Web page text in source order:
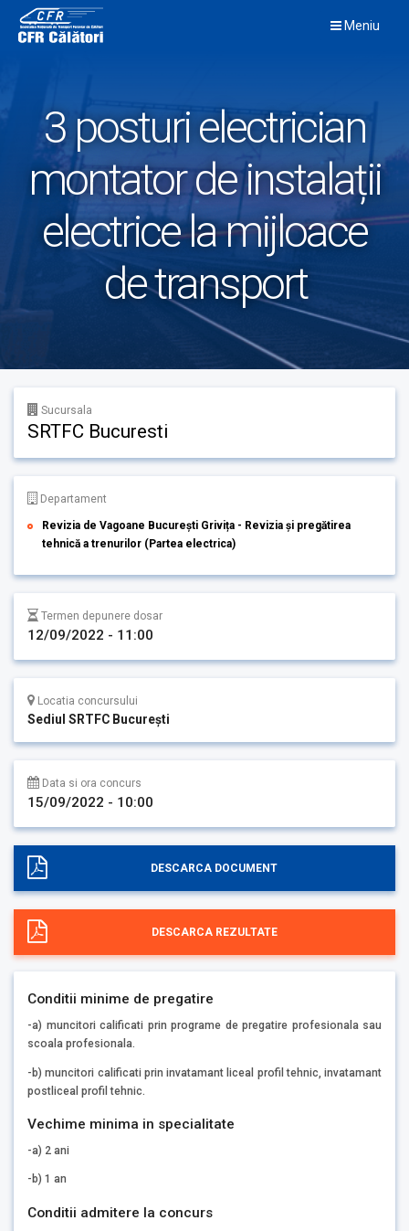
content
Meniu
3 posturi electrician
montator de instalații
electrice la mijloace
de transport
Sucursala
SRTFC Bucuresti
Departament
Revizia de Vagoane București Grivița - Revizia și pregătirea
tehnică a trenurilor (Partea electrica)
Termen depunere dosar
12/09/2022 - 11:00
Locatia concursului
Sediul SRTFC București
Data si ora concurs
15/09/2022 - 10:00
DESCARCA DOCUMENT
DESCARCA REZULTATE
Conditii minime de pregatire
-a) muncitori calificati prin programe de pregatire profesionala sau
scoala profesionala.
-b) muncitori calificati prin invatamant liceal profil tehnic, invatamant
postliceal profil tehnic.
Vechime minima in specialitate
-a) 2 ani
-b) 1 an
Conditii admitere la concurs